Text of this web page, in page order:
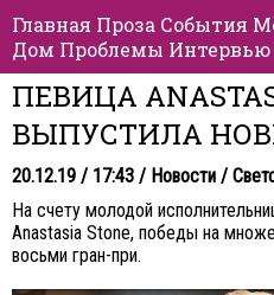
Главная Проза События
Дом Проблемы Интервью
ПЕВИЦА
ВЫПУСТИЛА
20.12.19 / 17:43 / Новости /
На счету молодой
Anastasia Stone, победы на
восьми гран-при.